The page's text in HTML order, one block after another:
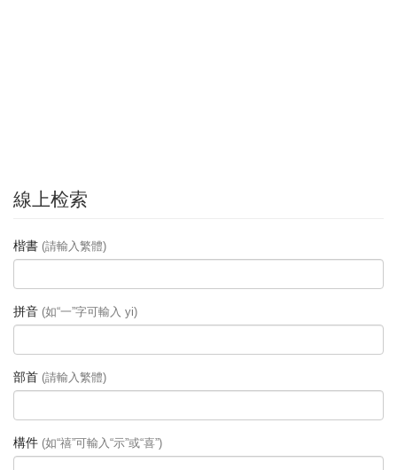
線上检索
楷書 (請輸入繁體)
拼音 (如“一”字可輸入 yi)
部首 (請輸入繁體)
構件 (如“禧”可輸入“示”或“喜”)